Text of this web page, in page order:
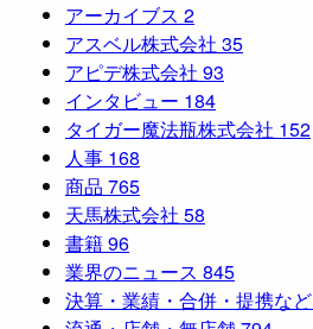
アーカイブス 2
アスベル株式会社 35
アピデ株式会社 93
インタビュー 184
タイガー魔法瓶株式会社 152
人事 168
商品 765
天馬株式会社 58
書籍96
業界のニュース 845
決算・業績・合併・提携など